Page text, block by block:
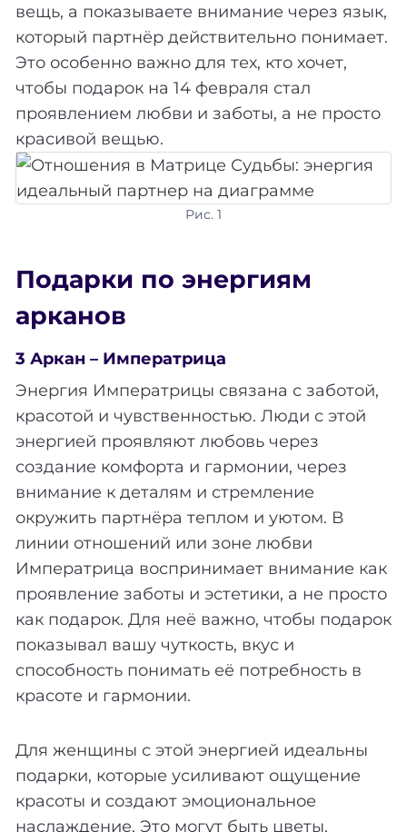
вещь, а показываете внимание через язык,
который партнёр действительно понимает.
Это особенно важно для тех, кто хочет,
чтобы подарок на 14 февраля стал
проявлением любви и заботы, а не просто
красивой вещью.
Рис. 1
Подарки по энергиям
арканов
3 Аркан – Императрица
Энергия Императрицы связана с заботой,
красотой и чувственностью. Люди с этой
энергией проявляют любовь через
создание комфорта и гармонии, через
внимание к деталям и стремление
окружить партнёра теплом и уютом. В
линии отношений или зоне любви
Императрица воспринимает внимание как
проявление заботы и эстетики, а не просто
как подарок. Для неё важно, чтобы подарок
показывал вашу чуткость, вкус и
способность понимать её потребность в
красоте и гармонии.
Для женщины с этой энергией идеальны
подарки, которые усиливают ощущение
красоты и создают эмоциональное
наслаждение. Это могут быть цветы,